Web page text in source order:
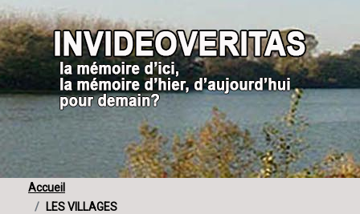
Accueil
LES VILLAGES